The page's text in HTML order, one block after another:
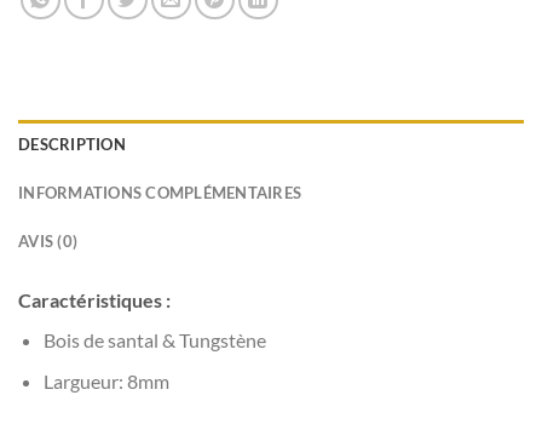
DESCRIPTION
INFORMATIONS COMPLÉMENTAIRES
AVIS (0)
Caractéristiques :
Bois de santal & Tungstène
Largueur: 8mm